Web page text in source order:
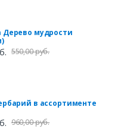
Дерево мудрости
550,00 руб.
в ассортименте
960,00 руб.